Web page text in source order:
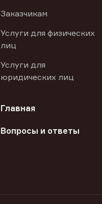
Заказчикам
Услуги для физических
лиц
Услуги для
юридических лиц
Главная
Вопросы и ответы